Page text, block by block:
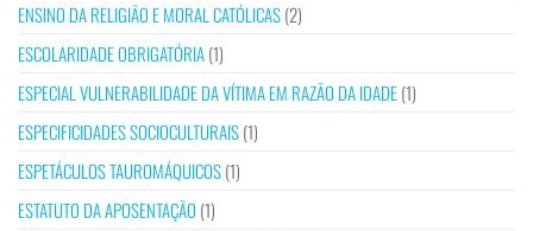
ENSINO DA RELIGIÃO E MORAL CATÓLICAS(2)
ESCOLARIDADE OBRIGATÓRIA(1)
ESPECIAL VULNERABILIDADE DA VÍTIMA EM RAZÃO DA IDADE(1)
ESPECIFICIDADES SOCIOCULTURAIS(1)
ESPETÁCULOS TAUROMÁQUICOS(1)
ESTATUTO DA APOSENTAÇÃO (1)